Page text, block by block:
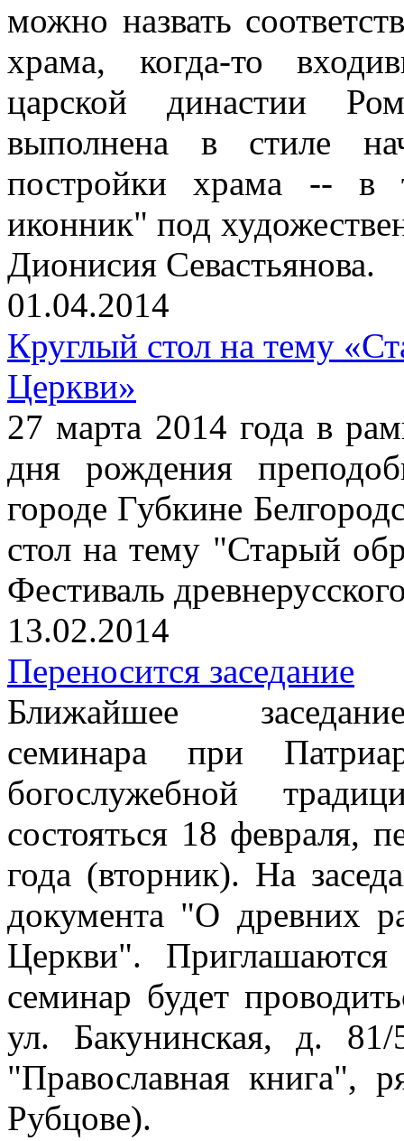
можно назвать
храма, когда-то
царской династии
выполнена в стиле
постройки храма -- в
иконник" под
Дионисия Севастьянова.
01.04.2014
Круглый стол на тему
Церкви»
27 марта 2014 года в
дня рождения
городе Губкине
стол на тему "Старый
Фестиваль
13.02.2014
Переносится заседание
Ближайшее
семинара при
богослужебной
состояться 18 февраля,
года (вторник). На
документа "О древних
Церкви".
семинар будет
ул. Бакунинская, д.
"Православная книга",
Рубцове).